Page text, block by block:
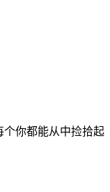
个你都能从中捡拾起